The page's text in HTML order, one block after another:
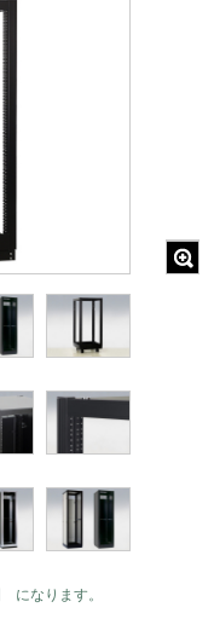
なります。